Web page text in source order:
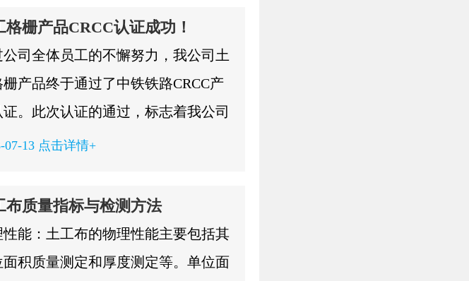
漏。加压：通过控制系统对土工膜施
压，模拟实际使用中的压力环境。数
录：压力传感器和数据记录器用于收
压过程中的数据，这些数据将用于评
气压检测，可以及时发现土工膜潜
缺陷，确保其在垃圾填埋场中的...
格栅产品CRCC认证成功！
公司全体员工的不懈努力，我公司土
产品终于通过了中铁铁路CRCC产
证。此次认证的通过，标志着我公司
与铁路行业正式接轨，标志着公司具
场上顺利流通，对于增强企业内部管
、外部竞争力都具有深远而重要的意
...
07-13 点击详情+
布质量指标与检测方法
性能：土工布的物理性能主要包括其
面积质量测定和厚度测定等。单位面